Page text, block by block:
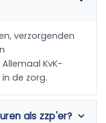
verzorgenden
KvK-
de zorg.
als zzp'er?